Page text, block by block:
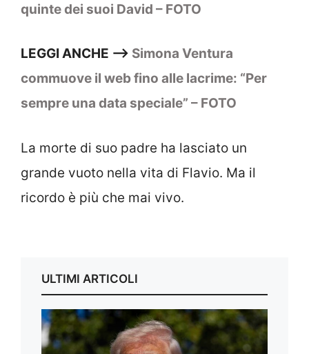
quinte dei suoi David – FOTO
LEGGI ANCHE –> Simona Ventura
commuove il web fino alle lacrime: “Per
sempre una data speciale” – FOTO
La morte di suo padre ha lasciato un
grande vuoto nella vita di Flavio. Ma il
ricordo è più che mai vivo.
ULTIMI ARTICOLI